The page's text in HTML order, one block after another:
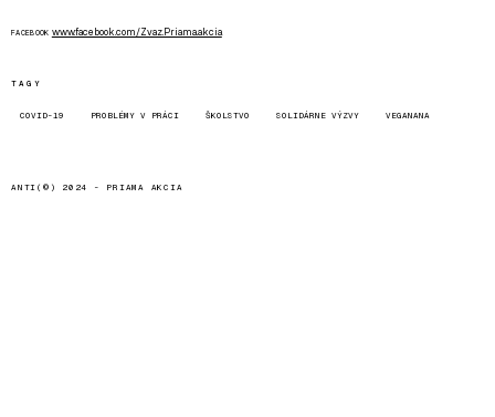
FACEBOOK www.facebook.com/Zvaz.Priama.akcia
TAGY
COVID-19 PROBLÉMY V PRÁCI ŠKOLSTVO SOLIDÁRNE VÝZVY VEGANANA
ANTI(©) 2024 - PRIAMA AKCIA